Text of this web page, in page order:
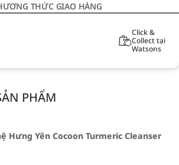
THỨC GIAO HÀNG
Click &
Collect tại
Watsons
PHẨM
Hưng Yên Cocoon Turmeric Cleanser